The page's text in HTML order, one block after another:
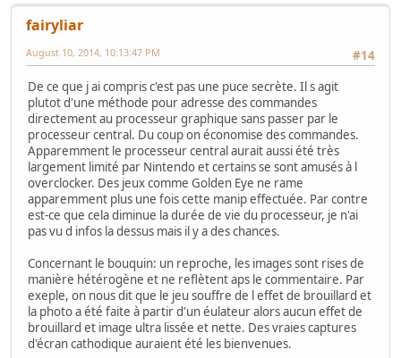
fairyliar
#14
August 10, 2014, 10:13:47 PM
De ce que j ai compris c'est pas une puce secrète. Il s agit
plutot d'une méthode pour adresse des commandes
directement au processeur graphique sans passer par le
processeur central. Du coup on économise des commandes.
Apparemment le processeur central aurait aussi été très
largement limité par Nintendo et certains se sont amusés à l
overclocker. Des jeux comme Golden Eye ne rame
apparemment plus une fois cette manip effectuée. Par contre
est-ce que cela diminue la durée de vie du processeur, je n'ai
pas vu d infos la dessus mais il y a des chances.
Concernant le bouquin: un reproche, les images sont rises de
manière hétérogène et ne reflètent aps le commentaire. Par
exeple, on nous dit que le jeu souffre de l effet de brouillard et
la photo a été faite à partir d'un éulateur alors aucun effet de
brouillard et image ultra lissée et nette. Des vraies captures
d'écran cathodique auraient été les bienvenues.